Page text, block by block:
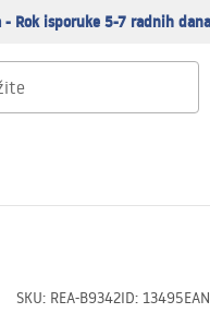
- Rok isporuke 5-7 radnih dana
SKU: REA-B9342ID: 13495EAN